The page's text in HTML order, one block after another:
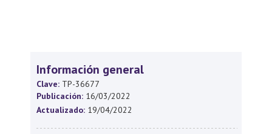
Información general
Clave: TP-36677
Publicación: 16/03/2022
Actualizado: 19/04/2022